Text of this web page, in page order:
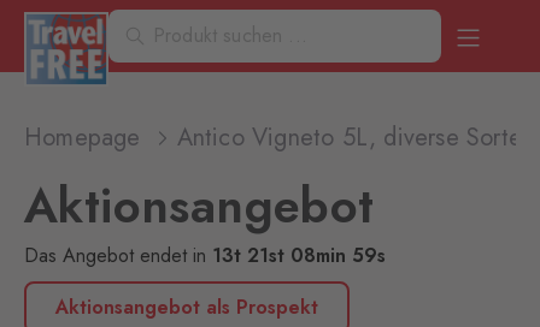
Homepage Antico Vigneto 5L, diverse Sorten
Aktionsangebot
Das Angebot endet in 13t 21st 08min 59s
Aktionsangebot als Prospekt